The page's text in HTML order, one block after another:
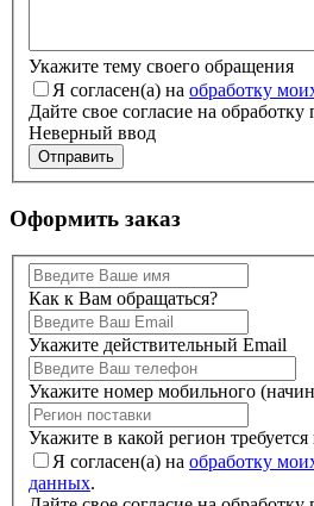
Укажите тему своего обращения
Я согласен(а) на обработку
Дайте свое согласие на
Неверный ввод
Отправить
Оформить заказ
Как к Вам обращаться?
Укажите действительный Email
Укажите номер мобильного
Укажите в какой регион требуется
Я согласен(а) на обработку
данных.